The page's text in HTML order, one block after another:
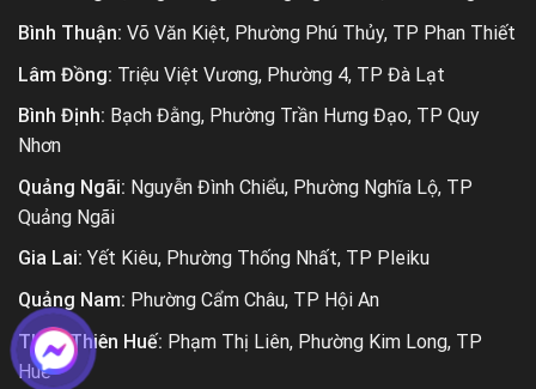
Bình Thuận: Võ Văn Kiệt, Phường Phú Thủy, TP Phan Thiết
Lâm Đồng: Triệu Việt Vương, Phường 4, TP Đà Lạt
Bình Định: Bạch Đằng, Phường Trần Hưng Đạo, TP Quy
Nhơn
Quảng Ngãi: Nguyễn Đình Chiểu, Phường Nghĩa Lộ, TP
Quảng Ngãi
Gia Lai: Yết Kiêu, Phường Thống Nhất, TP Pleiku
Quảng Nam: Phường Cẩm Châu, TP Hội An
Thừa Thiên Huế: Phạm Thị Liên, Phường Kim Long, TP
Huế